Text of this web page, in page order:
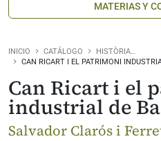
MATERIAS Y
INICIO CATÁLOGO
HISTÒRIA…
CAN RICART I EL PATRIMONI
Can Ricart i el
industrial de
Salvador Clarós i